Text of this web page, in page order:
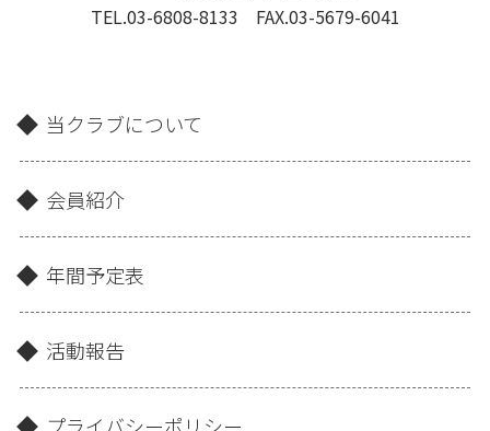
TEL.03-6808-8133 FAX.03-5679-6041
当クラブについて
会員紹介
年間予定表
活動報告